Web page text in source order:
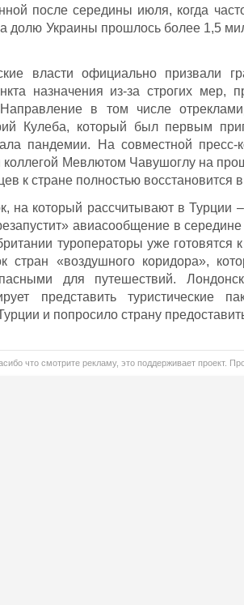
после середины июля, когда
долю Украины прошлось более 1,5
власти официально призвали
назначения из-за строгих мер,
Направление в том числе
Кулеба, который был первым
пандемии. На совместной пресс-
коллегой Мевлютом Чавушоглу на
к стране полностью восстановится
на который рассчитывают в Турции
авиасообщение в
туроператоры уже готовятся
стран «воздушного коридора»,
для путешествий.
представить туристические
и попросило страну
что смотрите рекламу, это поддерживает проект.